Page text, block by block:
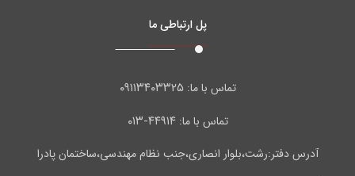
پل ارتباطی ما
تماس با ما:۰۹۱۱۳۴۰۳۳۲۵
تماس با ما: ۴۴۹۱۴-۰۱۳
آدرس دفتر:رشت،بلوار انصاری،جنب نظام مهندسی،ساختمان پادرا